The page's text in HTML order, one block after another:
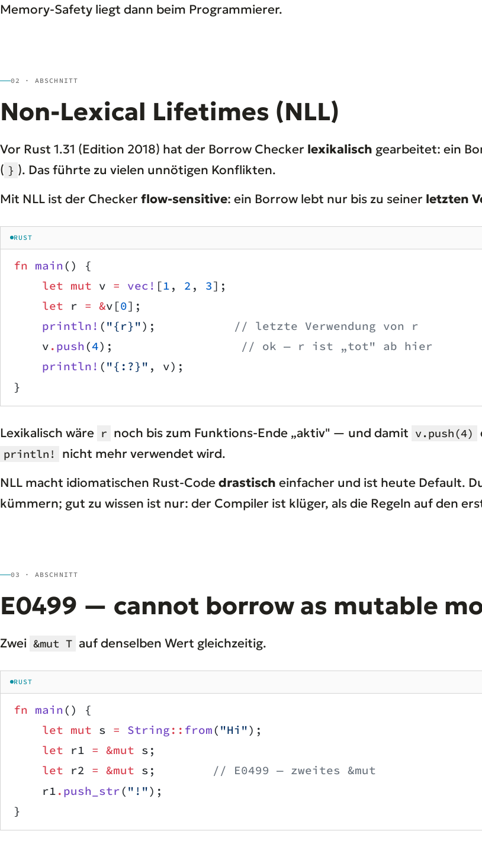
Memory-Safety liegt dann beim Programmierer.
02 · ABSCHNITT
Non-Lexical Lifetimes (NLL)
Vor Rust 1.31 (Edition 2018) hat der Borrow Checker lexikalisch gearbeitet: ein
( } ). Das führte zu vielen unnötigen Konflikten.
Mit NLL ist der Checker flow-sensitive: ein Borrow lebt nur bis zu seiner letzten
RUST
fn main () {
    let
mut v = vec! [1 , 2 , 3];
    let
r = &v[0];
    println!
( "{r}");
// letzte Verwendung von r
    v
. push (4);
// ok — r ist „tot" ab hier
    println!
( "{:?}" , v);
}
Lexikalisch wäre r noch bis zum Funktions-Ende „aktiv" — und damit v.push(4)
println!
nicht mehr verwendet wird.
NLL macht idiomatischen Rust-Codedrastisch einfacher und ist heute Default.
kümmern; gut zu wissen ist nur: der Compiler ist klüger, als die Regeln auf den
03 · ABSCHNITT
E0499 — cannot borrow as mutable
Zwei &mut T auf denselben Wert gleichzeitig.
RUST
fn main () {
    let
mut s = String :: from( "Hi");
    let
r1 = &mut s;
    let
r2 = &mut s;
// E0499 — zweites &mut
    r1
. push_str( "!");
}